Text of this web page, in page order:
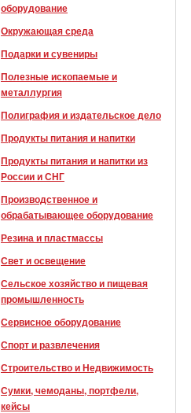
оборудование
Окружающая среда
Подарки и сувениры
Полезные ископаемые и
металлургия
Полиграфия и издательское дело
Продукты питания и напитки
Продукты питания и напитки из
России и СНГ
Производственное и
обрабатывающее оборудование
Резина и пластмассы
Свет и освещение
Сельское хозяйство и пищевая
промышленность
Сервисное оборудование
Спорт и развлечения
Строительство и Недвижимость
Сумки, чемоданы, портфели,
кейсы